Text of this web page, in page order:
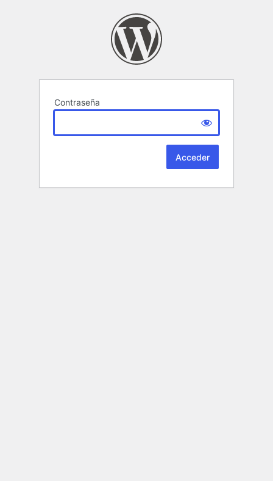
Contraseña